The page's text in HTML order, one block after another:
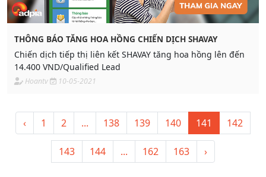
THÔNG BÁO TĂNG HOA HỒNG CHIẾN DỊCH SHAVAY
Chiến dịch tiếp thị liên kết SHAVAY tăng hoa hồng lên đến
14.400 VND/Qualified Lead
Hoantv 10-05-2021
‹ 1 2 ... 138 139 140 141 142
143 144 ... 162 163 ›